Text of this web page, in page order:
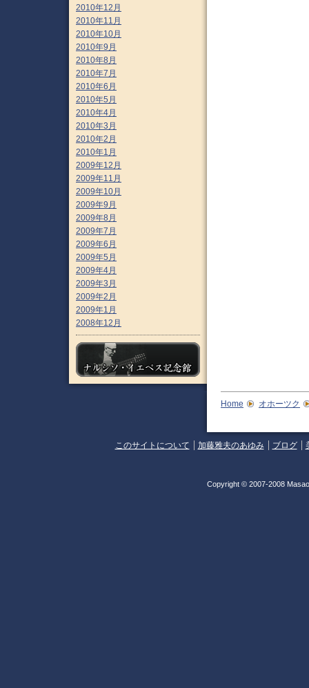
2010年12月
2010年11月
2010年10月
2010年9月
2010年8月
2010年7月
2010年6月
2010年5月
2010年4月
2010年3月
2010年2月
2010年1月
2009年12月
2009年11月
2009年10月
2009年9月
2009年8月
2009年7月
2009年6月
2009年5月
2009年4月
2009年3月
2009年2月
2009年1月
2008年12月
Home オホーツク
このサイトについて 加藤雅夫のあゆみ ブログ
Copyright © 2007-2008